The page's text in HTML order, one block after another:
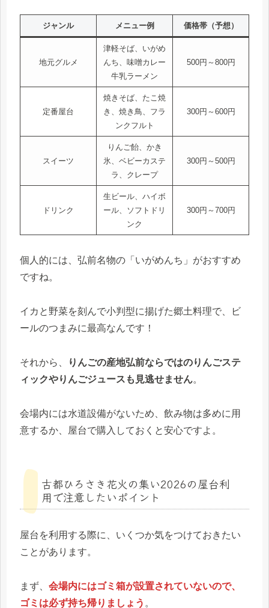
ジャンル メニュー例 価格帯（予想）
地元グルメ
津軽そば、いがめ
んち、味噌カレー
牛乳ラーメン
500円～800円
定番屋台
焼きそば、たこ焼
き、焼き鳥、フラ
ンクフルト
300円～600円
スイーツ
りんご飴、かき
氷、ベビーカステ
ラ、クレープ
300円～500円
ドリンク
生ビール、ハイボ
ール、ソフトドリ
ンク
300円～700円
個人的には、弘前名物の「いがめんち」がおすすめ
ですね。
イカと野菜を刻んで小判型に揚げた郷土料理で、ビ
ールのつまみに最高なんです！
それから、
りんごの産地弘前ならではのりんごステ
ィックやりんごジュースも見逃せません。
会場内には水道設備がないため、飲み物は多めに用
意するか、屋台で購入しておくと安心ですよ。
古都ひろさき花火の集い2026の屋台利
用で注意したいポイント
屋台を利用する際に、いくつか気をつけておきたい
ことがあります。
まず、 会場内にはゴミ箱が設置されていないので、
ゴミは必ず持ち帰りましょう 。